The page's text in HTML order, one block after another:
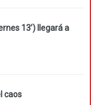
13’) llegará a
caos